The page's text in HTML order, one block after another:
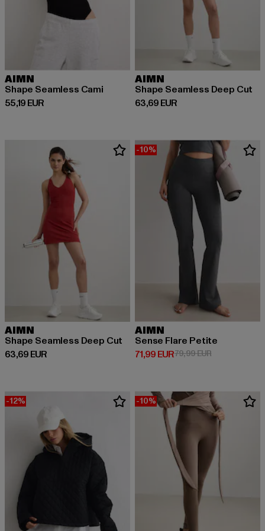
AIMN
Shape Seamless Cami
55,19 EUR
Prix courant: 55,19 EUR
AIMN
Shape Seamless Deep Cut
63,69 EUR
Prix courant: 63,69 EUR
AIMN
Shape Seamless Deep Cut
63,69 EUR
Prix courant: 63,69 EUR
-10%
AIMN
Sense Flare Petite
71,99 EUR
Prix courant: 71,99 EUR
79,99 EURPrix en
-12% -10%